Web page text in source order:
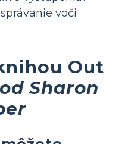
voči
Out
od Sharon